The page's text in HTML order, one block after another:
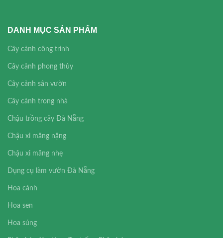
DANH MỤC SẢN PHẨM
Cây cảnh công trình
Cây cảnh phong thủy
Cây cảnh sân vườn
Cây cảnh trong nhà
Chậu trồng cây Đà Nẵng
Chậu xi măng nặng
Chậu xi măng nhẹ
Dụng cụ làm vườn Đà Nẵng
Hoa cảnh
Hoa sen
Hoa súng